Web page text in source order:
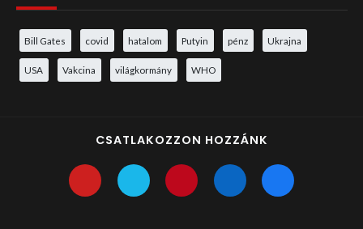
Bill Gates covid hatalom Putyin pénz Ukrajna
USA Vakcina világkormány WHO
CSATLAKOZZON HOZZÁNK